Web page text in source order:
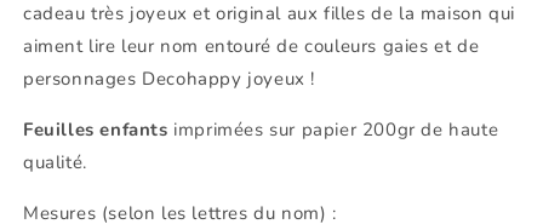
cadeau très joyeux et original aux filles de la maison qui
aiment lire leur nom entouré de couleurs gaies et de
personnages Decohappy joyeux !
Feuilles enfants imprimées sur papier 200gr de haute
qualité.
Mesures (selon les lettres du nom) :